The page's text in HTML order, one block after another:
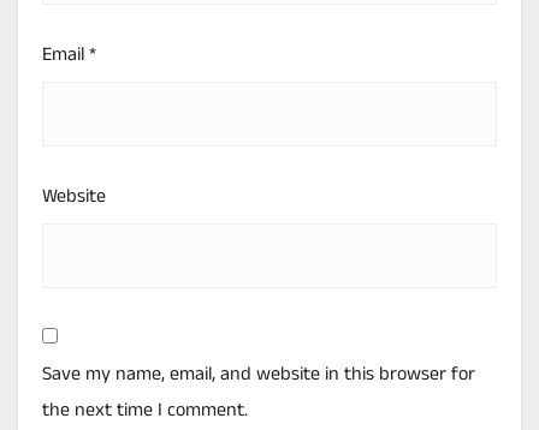
Email*
Website
Save my name, email, and website in this browser for
the next time I comment.